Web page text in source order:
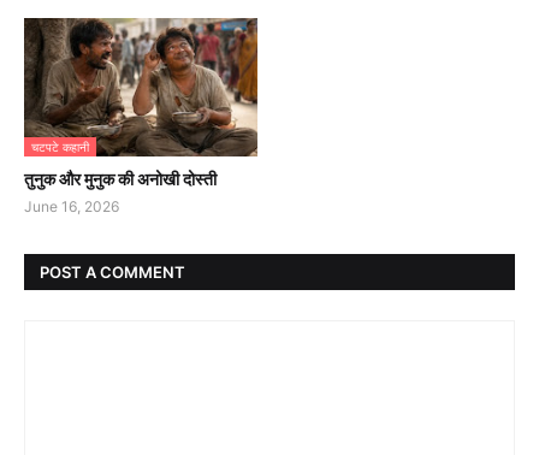
चटपटे कहानी
तुनुक और मुनुक की अनोखी दोस्ती
June 16, 2026
POST A COMMENT